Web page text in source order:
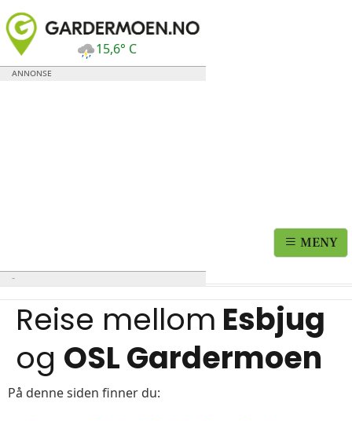
15,6° C
MENY
Reise mellom Esbjug
og OSL Gardermoen
På denne siden finner du: